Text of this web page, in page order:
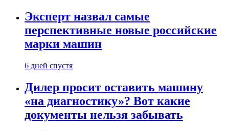
Эксперт назвал самые
перспективные новые российские
марки машин
6 дней спустя
Дилер просит оставить машину
«на диагностику»? Вот какие
документы нельзя забывать